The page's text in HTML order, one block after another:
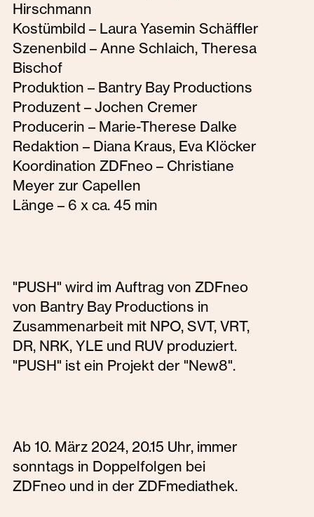
Hirschmann
Kostümbild – Laura Yasemin Schäffler
Szenenbild – Anne Schlaich, Theresa
Bischof
Produktion – Bantry Bay Productions
Produzent – Jochen Cremer
Producerin – Marie-Therese Dalke
Redaktion – Diana Kraus, Eva Klöcker
Koordination ZDFneo – Christiane
Meyer zur Capellen
Länge – 6 x ca. 45 min
"PUSH" wird im Auftrag von ZDFneo
von Bantry Bay Productions in
Zusammenarbeit mit NPO, SVT, VRT,
DR, NRK, YLE und RUV produziert.
"PUSH" ist ein Projekt der "New8".
Ab 10. März 2024, 20.15 Uhr, immer
sonntags in Doppelfolgen bei
ZDFneo und in der ZDFmediathek.